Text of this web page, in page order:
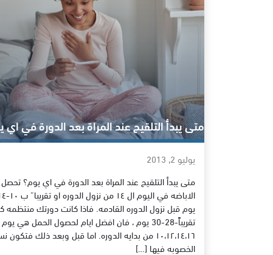
متى يبدأ التلقيح عند المراة بعد الدورة في اي
يوليو 2, 2013
متى يبدأ التلقيح عند المراة بعد الدورة في اي يوم؟ تحصل
الاباضه في اليوم ال ١٤ من
يوم قبل نزول الدوره القادمه. فاذا كانت دورتك منتظمه
تقريباً-28-30 يوم ، فان افضل ايام لحصول الحمل هي يوم
١٠،١٢،١٤،١٦ من بدايه الدوره. اما قبل وبعد ذلك فتكون
الخصوبه فيها […]